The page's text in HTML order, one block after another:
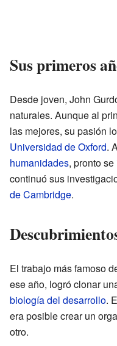
Sus primeros
Desde joven, John
naturales. Aunque al
las mejores, su pasión
Universidad de Oxford.
humanidades, pronto
continuó sus
de Cambridge.
El trabajo más famoso
ese año, logró clonar
biología del desarrollo.
era posible crear un
otro.